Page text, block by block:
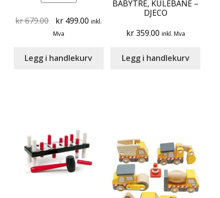
kr679.00
Original
price
kr 679.00.
kr 499.00 Current
kr 499.00.
inkl.
Mva
Legg i handlekurv
BABYTRE, KULEBANE –
DJECO
kr359.00 inkl. Mva
Legg i handlekurv